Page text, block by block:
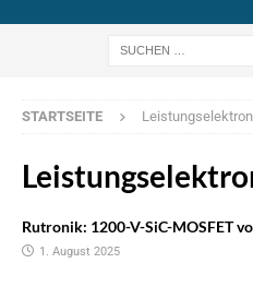
STARTSEITE
Rutronik: 1200-V-SiC-MOSFET
1. August 2025